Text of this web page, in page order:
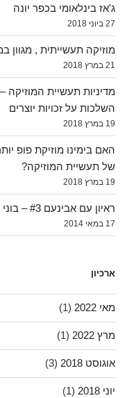
ג'אז בינלאומי בכפר יונה
27 ביוני 2018
מוזיקה תעשייתית , מגוון
21 במרץ 2018
מדיניות תעשיית
השלכות על זכויות יוצרים
19 במרץ 2018
האם בימינו מוזיקת פופ
של תעשיית המוזיקה?
19 במרץ 2018
ראיון עם אבינעם #3 – בוני גיטרות
17 במאי 2014
ארכיון
מאי 2022 (1)
מרץ 2022 (1)
אוגוסט 2018 (3)
יוני 2018 (1)